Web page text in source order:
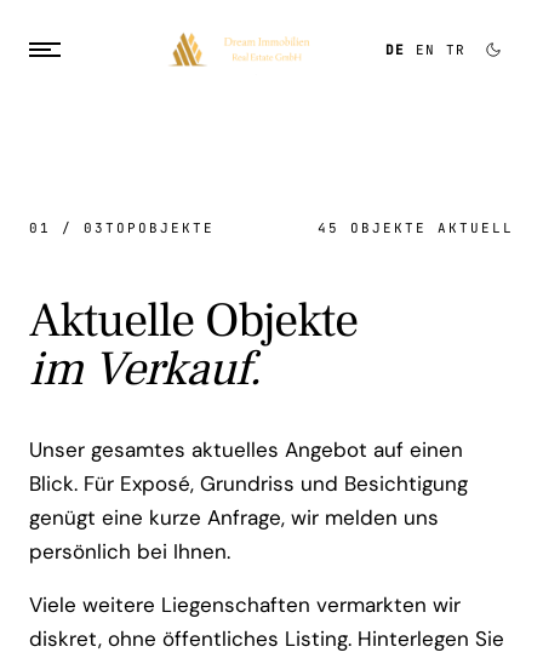
DE EN TR
01 / 03 TOPOBJEKTE 45 OBJEKTE AKTUELL
Aktuelle Objekte
im Verkauf.
Unser gesamtes aktuelles Angebot auf einen
Blick. Für Exposé, Grundriss und Besichtigung
genügt eine kurze Anfrage, wir melden uns
persönlich bei Ihnen.
Viele weitere Liegenschaften vermarkten wir
diskret, ohne öffentliches Listing. Hinterlegen Sie